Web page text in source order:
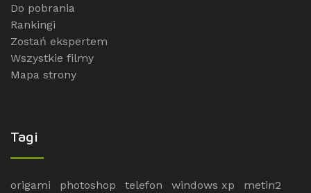
Do pobrania
Rankingi
Zostań ekspertem
Wszystkie filmy
Mapa strony
Tagi
origami photoshop telefon windows xp
metin2